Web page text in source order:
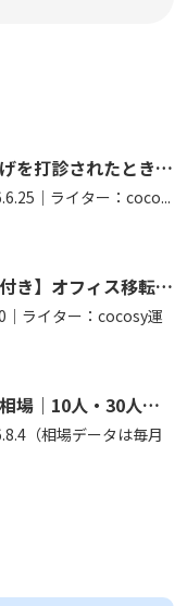
を打診されたときの
つき】
｜ライター：coco...
き】オフィス移転の
完全ガイド！準備段
底的に細かく解説｜
「cocosy」
｜ライター：cocosy運
場｜10人・30人・
（相場データは毎月